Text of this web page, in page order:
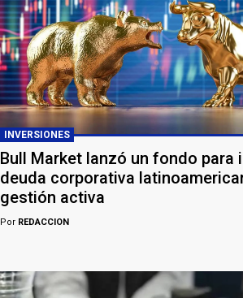
INVERSIONES
Bull Market lanzó un fondo para
deuda corporativa
gestión activa
Por REDACCION